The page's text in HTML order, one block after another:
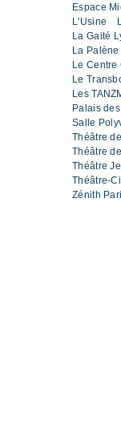
Espace
L'Usine
La Gaité
La
Le Centre
Le
Les
Palais
Salle
Théâtre
Théâtre
Théâtre
Théâtre-
Zénith